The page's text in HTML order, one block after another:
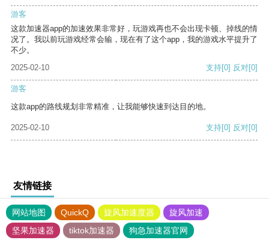
游客
这款加速器app的加速效果非常好，玩游戏再也不会出现卡顿、掉线的情
况了。我以前玩游戏经常会输，现在有了这个app，我的游戏水平提升了
不少。
2025-02-10
支持[0] 反对[0]
游客
这款app的路线规划非常精准，让我能够快速到达目的地。
2025-02-10 支持[0] 反对[0]
友情链接
网站地图 QuickQ 旋风加速度器
旋风加速
坚果加速器
tiktok加速器 狗急加速器官网